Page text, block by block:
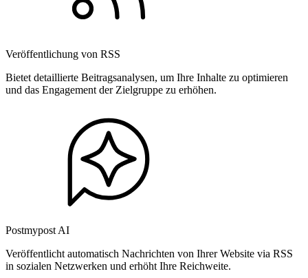
Veröffentlichung von RSS
Bietet detaillierte Beitragsanalysen, um Ihre Inhalte zu optimieren
und das Engagement der Zielgruppe zu erhöhen.
Postmypost AI
Veröffentlicht automatisch Nachrichten von Ihrer Website via RSS
in sozialen Netzwerken und erhöht Ihre Reichweite.